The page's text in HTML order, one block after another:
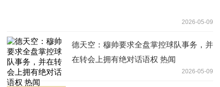
2026-05-09
德天空：穆帅要求全盘掌控球队事务，并
在转会上拥有绝对话语权 热闻
2026-05-09